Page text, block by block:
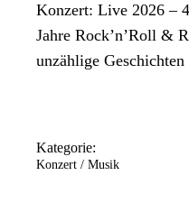
Konzert: Live 2026 –
Jahre Rock’n’Roll &
unzählige
Kategorie:
Konzert / Musik